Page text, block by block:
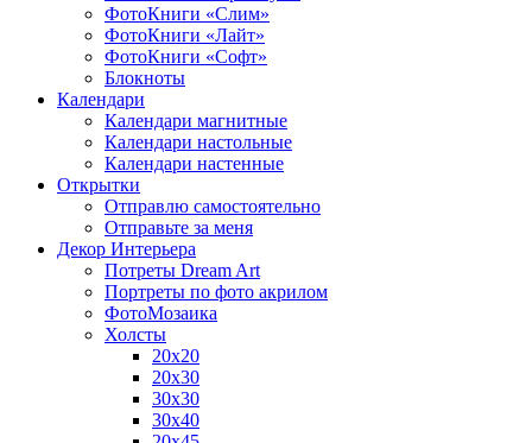
ФотоКниги «Слим»
ФотоКниги «Лайт»
ФотоКниги «Софт»
Блокноты
Календари
Календари магнитные
Календари настольные
Календари настенные
Открытки
Отправлю самостоятельно
Отправьте за меня
Декор Интерьера
Потреты Dream Art
Портреты по фото акрилом
ФотоМозаика
Холсты
20х20
20х30
30х30
30х40